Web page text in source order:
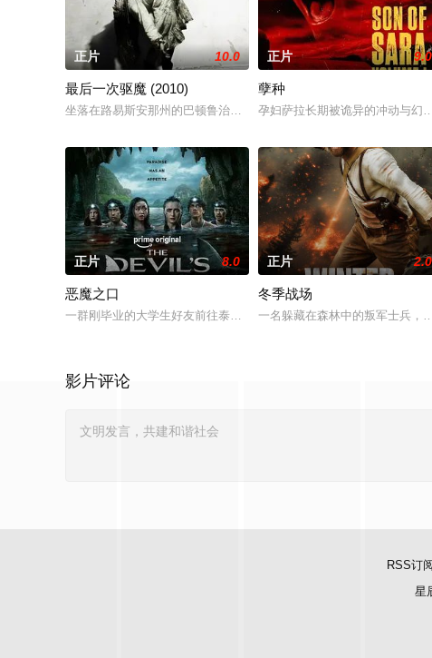
正片 10.0
最后一次驱魔 (2010)
坐落在路易斯安那州的巴顿鲁治郡，生活着一个名叫柯登·马可斯（
正片 9.0
孽种
孕妇萨拉长期被诡异的冲动与幻
正片 8.0
恶魔之口
一群刚毕业的大学生好友前往泰国海岸，开启步入社会前的最后一场
正片 2.0
冬季战场
一名躲藏在森林中的叛军士兵，
影片评论
RSS订
星